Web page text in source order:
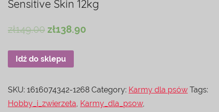
Sensitive Skin 12kg
zł149.00 zł138.90
Idź do sklepu
SKU: 1616074342-1268 Category: Karmy dla psów Tags:
Hobby_i_zwierzeta, Karmy_dla_psow,